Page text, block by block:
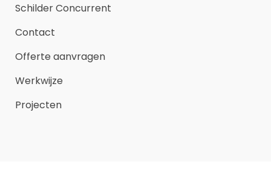
Schilder Concurrent
Contact
Offerte aanvragen
Werkwijze
Projecten